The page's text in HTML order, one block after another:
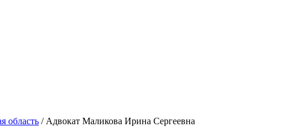
область / Адвокат Маликова Ирина Сергеевна